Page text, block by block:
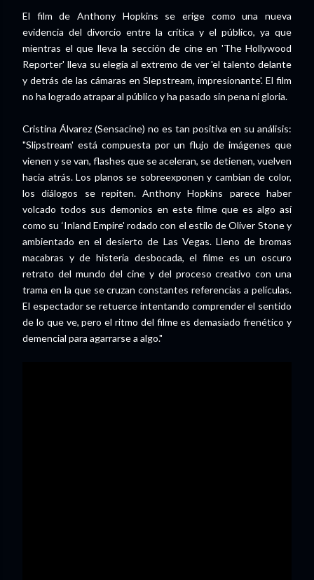
El film de Anthony Hopkins se erige como una nueva
evidencia del divorcio entre la crítica y el público, ya que
mientras el que lleva la sección de cine en 'The Hollywood
Reporter' lleva su elegía al extremo de ver 'el talento delante
y detrás de las cámaras en Slepstream, impresionante'. El film
no ha logrado atrapar al público y ha pasado sin pena ni gloria.
Cristina Álvarez (Sensacine) no es tan positiva en su análisis:
"Slipstream' está compuesta por un flujo de imágenes que
vienen y se van, flashes que se aceleran, se detienen, vuelven
hacia atrás. Los planos se sobreexponen y cambian de color,
los diálogos se repiten. Anthony Hopkins parece haber
volcado todos sus demonios en este filme que es algo así
como su ‘Inland Empire' rodado con el estilo de Oliver Stone y
ambientado en el desierto de Las Vegas. Lleno de bromas
macabras y de histeria desbocada, el filme es un oscuro
retrato del mundo del cine y del proceso creativo con una
trama en la que se cruzan constantes referencias a películas.
El espectador se retuerce intentando comprender el sentido
de lo que ve, pero el ritmo del filme es demasiado frenético y
demencial para agarrarse a algo."